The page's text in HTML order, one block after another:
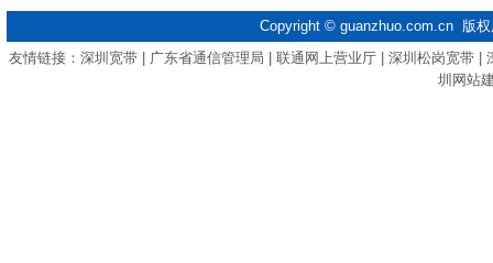
Copyright © guanzhuo.com.cn 版
友情链接： 深圳宽带| 广东省通信管理局 联通网上营业厅| 深圳松岗宽带|
圳网站